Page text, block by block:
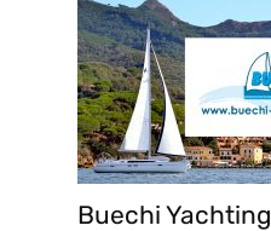
Buechi Yachting